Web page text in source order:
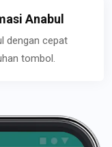
Anabul
dengan cepat
tombol.